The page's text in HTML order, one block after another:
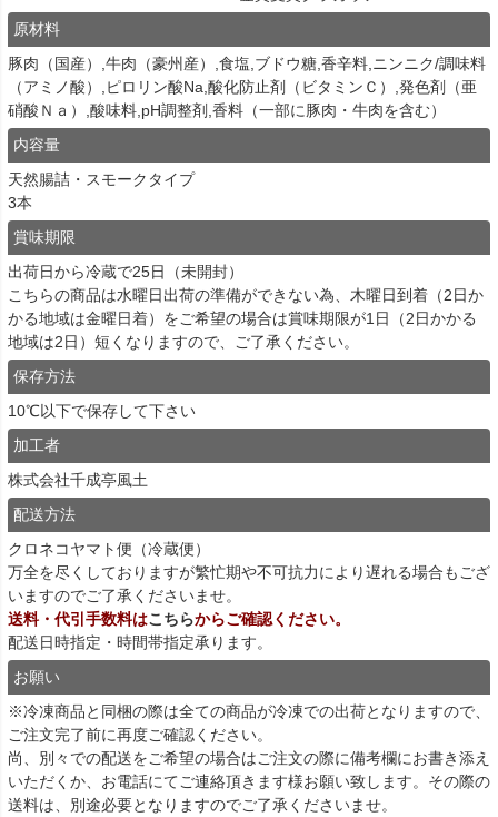
原材料
豚肉（国産）,牛肉（豪州産）,食塩,ブドウ糖,香辛料,ニンニク/調味料
（アミノ酸）,ピロリン酸Na,酸化防止剤（ビタミンＣ）,発色剤（亜
硝酸Ｎａ）,酸味料,pH調整剤,香料（一部に豚肉・牛肉を含む）
内容量
天然腸詰・スモークタイプ
3本
賞味期限
出荷日から冷蔵で25日（未開封）
こちらの商品は水曜日出荷の準備ができない為、木曜日到着（2日か
かる地域は金曜日着）をご希望の場合は賞味期限が1日（2日かかる
地域は2日）短くなりますので、ご了承ください。
保存方法
10℃以下で保存して下さい
加工者
株式会社千成亭風土
配送方法
クロネコヤマト便（冷蔵便）
万全を尽くしておりますが繁忙期や不可抗力により遅れる場合もござ
いますのでご了承くださいませ。
送料・代引手数料はこちらからご確認ください。
配送日時指定・時間帯指定承ります。
お願い
※冷凍商品と同梱の際は全ての商品が冷凍での出荷となりますので、
ご注文完了前に再度ご確認ください。
尚、別々での配送をご希望の場合はご注文の際に備考欄にお書き添え
いただくか、お電話にてご連絡頂きます様お願い致します。その際の
送料は、別途必要となりますのでご了承くださいませ。